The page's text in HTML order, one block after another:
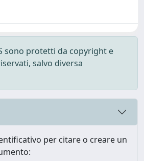
sono protetti da copyright e
salvo diversa
per citare o creare un